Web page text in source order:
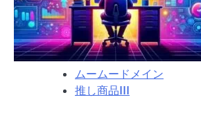
も
安
心！
ム
ー
ム
ムームードメイン
推し商品III